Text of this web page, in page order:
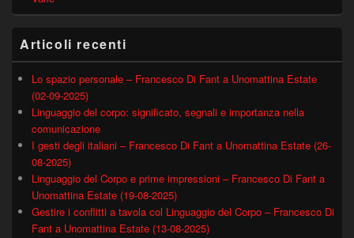
Articoli recenti
Lo spazio personale – Francesco Di Fant a Unomattina Estate
(02-09-2025)
Linguaggio del corpo: significato, segnali e importanza nella
comunicazione
I gesti degli italiani – Francesco Di Fant a Unomattina Estate (26-
08-2025)
Linguaggio del Corpo e prime impressioni – Francesco Di Fant a
Unomattina Estate (19-08-2025)
Gestire i conflitti a tavola col Linguaggio del Corpo – Francesco Di
Fant a Unomattina Estate (13-08-2025)